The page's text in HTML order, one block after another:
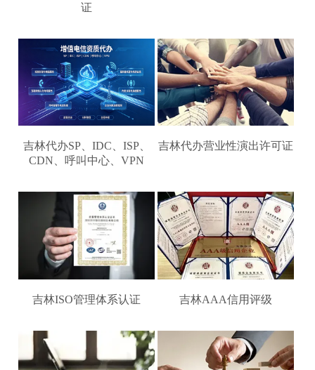
证
吉林代办SP、IDC、ISP、
CDN、呼叫中心、VPN
吉林代办营业性演出许可证
吉林ISO管理体系认证 吉林AAA信用评级